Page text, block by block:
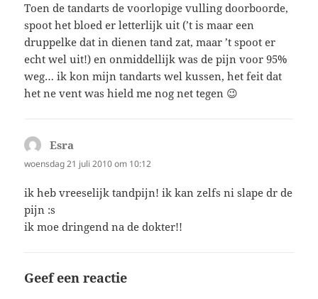
Toen de tandarts de voorlopige vulling doorboorde,
spoot het bloed er letterlijk uit (’t is maar een
druppelke dat in dienen tand zat, maar ’t spoot er
echt wel uit!) en onmiddellijk was de pijn voor 95%
weg… ik kon mijn tandarts wel kussen, het feit dat
het ne vent was hield me nog net tegen 😉
Esra
woensdag 21 juli 2010 om 10:12
ik heb vreeselijk tandpijn! ik kan zelfs ni slape dr de
pijn :s
ik moe dringend na de dokter!!
Geef een reactie